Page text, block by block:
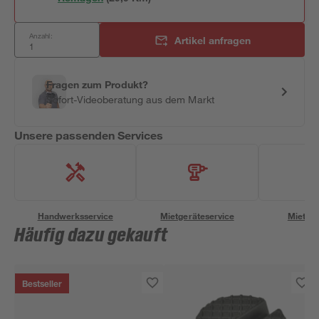
Anzahl: Artikel anfragen
Fragen zum Produkt?
Sofort-Videoberatung aus dem Markt
Unsere passenden Services
Handwerksservice Mietgeräteservice
Häufig dazu gekauft
Bestseller